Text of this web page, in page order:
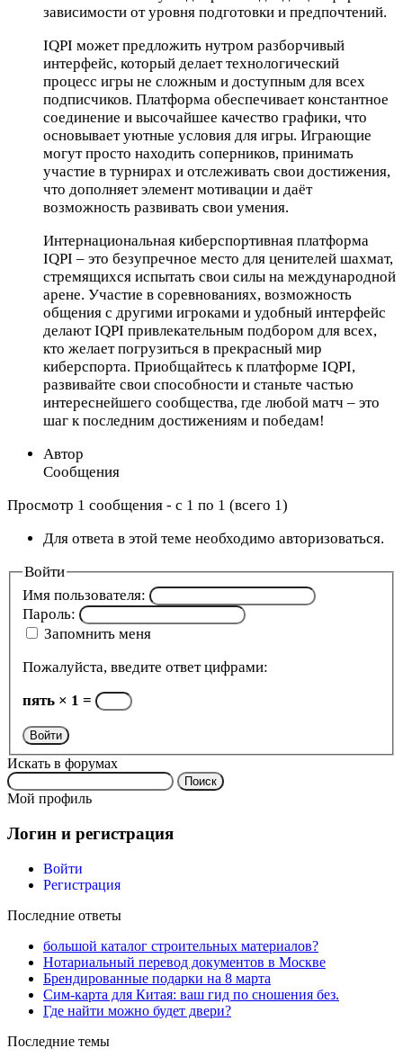
зависимости от уровня подготовки и предпочтений.
IQPI может предложить нутром разборчивый
интерфейс, который делает технологический
процесс игры не сложным и доступным для всех
подписчиков. Платформа обеспечивает константное
соединение и высочайшее качество графики, что
основывает уютные условия для игры. Играющие
могут просто находить соперников, принимать
участие в турнирах и отслеживать свои достижения,
что дополняет элемент мотивации и даёт
возможность развивать свои умения.
Интернациональная киберспортивная платформа
IQPI – это безупречное место для ценителей шахмат,
стремящихся испытать свои силы на международной
арене. Участие в соревнованиях, возможность
общения с другими игроками и удобный интерфейс
делают IQPI привлекательным подбором для всех,
кто желает погрузиться в прекрасный мир
киберспорта. Приобщайтесь к платформе IQPI,
развивайте свои способности и станьте частью
интереснейшего сообщества, где любой матч – это
шаг к последним достижениям и победам!
Автор
Сообщения
Просмотр 1 сообщения - с 1 по 1 (всего 1)
Для ответа в этой теме необходимо авторизоваться.
Войти
Имя пользователя:
Пароль:
Запомнить меня
Пожалуйста, введите ответ цифрами:
пять × 1 =
Войти
Искать в форумах
Поиск:
Мой профиль
Логин и регистрация
Войти
Регистрация
Последние ответы
большой каталог строительных материалов?
Нотариальный перевод документов в Москве
Брендированные подарки на 8 марта
Сим-карта для Китая: ваш гид по сношения без.
Где найти можно будет двери?
Последние темы